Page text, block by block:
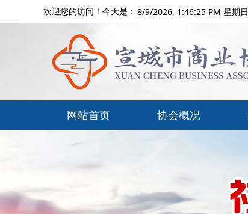
8/9/2026, 1:46:26 PM 星期日
欢迎您的访问！今天是：
网站首页 协会概况